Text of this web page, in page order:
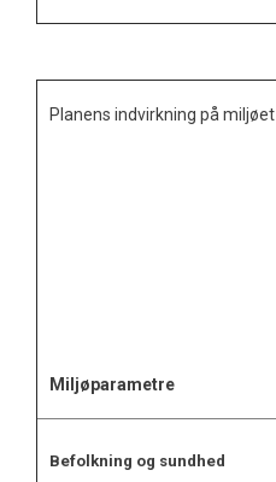
Planens indvirkning på miljøet
Miljøparametre
Befolkning og sundhed